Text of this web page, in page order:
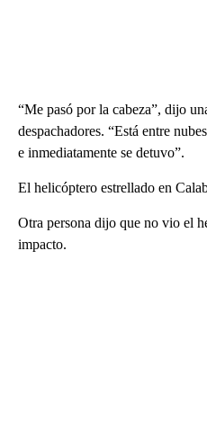
“Me pasó por la cabeza”, dijo
despachadores. “Está entre
e inmediatamente se detuvo”.
El helicóptero estrellado en
Otra persona dijo que no vio el
impacto.